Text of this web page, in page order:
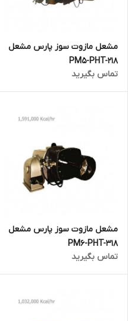
مشعل مازوت سوز پارس مشعل
PM5-PHT-218
تماس بگیرید
مشعل مازوت سوز پارس مشعل
PM6-PHT-318
تماس بگیرید